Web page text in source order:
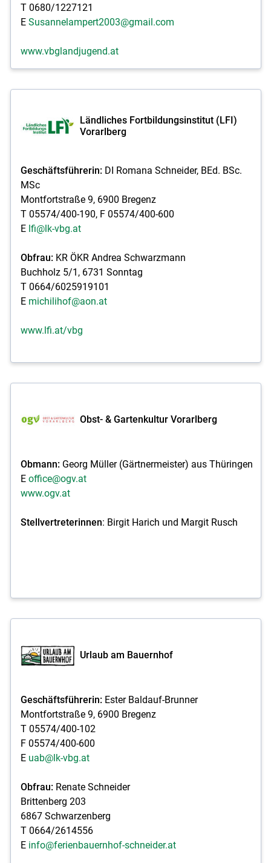
T 0680/1227121
E Susannelampert2003@gmail.com
www.vbglandjugend.at
Ländliches Fortbildungsinstitut (LFI)
Vorarlberg
Geschäftsführerin:DI Romana Schneider, BEd. BSc.
MSc
Montfortstraße 9, 6900 Bregenz
T 05574/400-190, F 05574/400-600
E lfi@lk-vbg.at
Obfrau:KR ÖKR Andrea Schwarzmann
Buchholz 5/1, 6731 Sonntag
T 0664/6025919101
E michilihof@aon.at
www.lfi.at/vbg
Obst- & Gartenkultur Vorarlberg
Obmann: Georg Müller (Gärtnermeister) aus Thüringen
E office@ogv.at
www.ogv.at
Stellvertreterinnen: Birgit Harich und Margit Rusch
Urlaub am Bauernhof
Geschäftsführerin: Ester Baldauf-Brunner
Montfortstraße 9, 6900 Bregenz
T 05574/400-102
F 05574/400-600
E uab@lk-vbg.at
Obfrau:Renate Schneider
Brittenberg 203
6867 Schwarzenberg
T 0664/2614556
E info@ferienbauernhof-schneider.at